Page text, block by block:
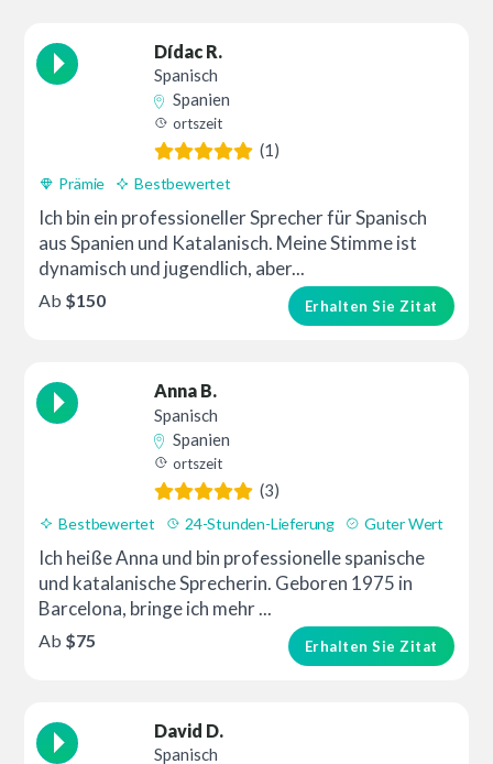
Dídac R.
Spanisch
Spanien
ortszeit
(1)
Prämie Bestbewertet
Ich bin ein professioneller Sprecher für Spanisch
aus Spanien und Katalanisch. Meine Stimme ist
dynamisch und jugendlich, aber...
Erhalten Sie Zitat
Ab $150
Anna B.
Spanisch
Spanien
ortszeit
(3)
Bestbewertet 24-Stunden-Lieferung Guter Wert
Ich heiße Anna und bin professionelle spanische
und katalanische Sprecherin. Geboren 1975 in
Barcelona, bringe ich mehr ...
Erhalten Sie Zitat
Ab $75
David D.
Spanisch